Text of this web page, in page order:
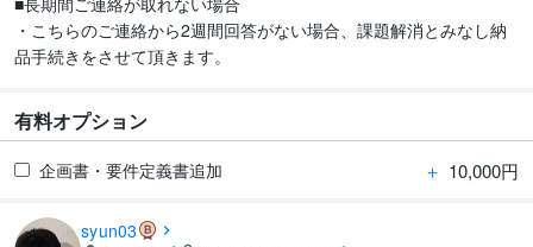
・こちらのご連絡から2週間回答がない場合、課題解消とみなし納
品手続きをさせて頂きます。
有料オプション
企画書・要件定義書追加 ＋ 10,000円
syun03